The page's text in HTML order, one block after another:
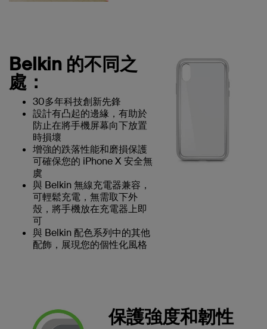
Belkin 的不同之
處：
30多年科技創新先鋒
設計有凸起的邊緣，有助於
防止在將手機屏幕向下放置
時損壞
增強的跌落性能和磨損保護
可確保您的 iPhone X 安全無
虞
與 Belkin 無線充電器兼容，
可輕鬆充電，無需取下外
殼，將手機放在充電器上即
可
與 Belkin 配色系列中的其他
配飾，展現您的個性化風格
保護強度和韌性